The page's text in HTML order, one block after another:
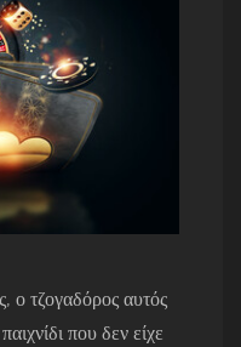
ο τζογαδόρος αυτός
που δεν είχε